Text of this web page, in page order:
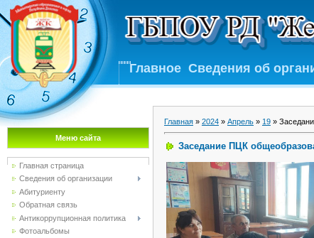
Главное Сведения об
Меню сайта
Главная страница
Сведения об организации
Абитуриенту
Обратная связь
Антикоррупционная политика
Фотоальбомы
Главная » 2024 » Апрель » 19 »
Заседание ПЦК